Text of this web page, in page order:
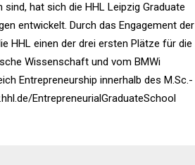
hat sich die HHL Leipzig Graduate
entwickelt. Durch das Engagement der
HHL einen der drei ersten Plätze für die
Wissenschaft und vom BMWi
Entrepreneurship innerhalb des M.Sc.-
EntrepreneurialGraduateSchool